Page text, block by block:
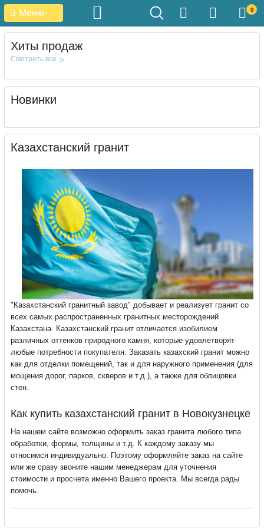
Меню 0
Хиты продаж
Смотреть все
Новинки
Казахстанский гранит
"Казахстанский гранитный завод" добывает и реализует гранит со
всех самых распространенных гранитных месторождений
Казахстана. Казахстанский гранит отличается изобилием
различных оттенков природного камня, которые удовлетворят
любые потребности покупателя. Заказать казахский гранит можно
как для отделки помещений, так и для наружного применения (для
мощения дорог, парков, скверов и т.д.), а также для облицовки
стен.
Как купить казахстанский гранит в Новокузнецке
На нашем сайте возможно оформить заказ гранита любого типа
обработки, формы, толщины и т.д. К каждому заказу мы
относимся индивидуально. Поэтому оформляйте заказ на сайте
или же сразу звоните нашим менеджерам для уточнения
стоимости и просчета именно Вашего проекта. Мы всегда рады
помочь.